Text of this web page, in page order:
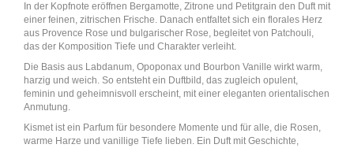
In der Kopfnote eröffnen Bergamotte, Zitrone und Petitgrain den Duft mit
einer feinen, zitrischen Frische. Danach entfaltet sich ein florales Herz
aus Provence Rose und bulgarischer Rose, begleitet von Patchouli,
das der Komposition Tiefe und Charakter verleiht.
Die Basis aus Labdanum, Opoponax und Bourbon Vanille wirkt warm,
harzig und weich. So entsteht ein Duftbild, das zugleich opulent,
feminin und geheimnisvoll erscheint, mit einer eleganten orientalischen
Anmutung.
Kismet ist ein Parfum für besondere Momente und für alle, die Rosen,
warme Harze und vanillige Tiefe lieben. Ein Duft mit Geschichte,